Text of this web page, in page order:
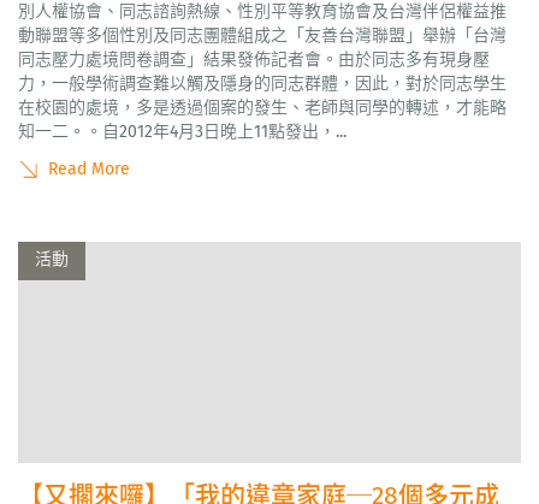
別人權協會、同志諮詢熱線、性別平等教育協會及台灣伴侶權益推
動聯盟等多個性別及同志團體組成之「友善台灣聯盟」舉辦「台灣
同志壓力處境問卷調查」結果發佈記者會。由於同志多有現身壓
力，一般學術調查難以觸及隱身的同志群體，因此，對於同志學生
在校園的處境，多是透過個案的發生、老師與同學的轉述，才能略
知一二。。自2012年4月3日晚上11點發出，...
Read More
活動
【又擱來囉】「我的違章家庭─28個多元成